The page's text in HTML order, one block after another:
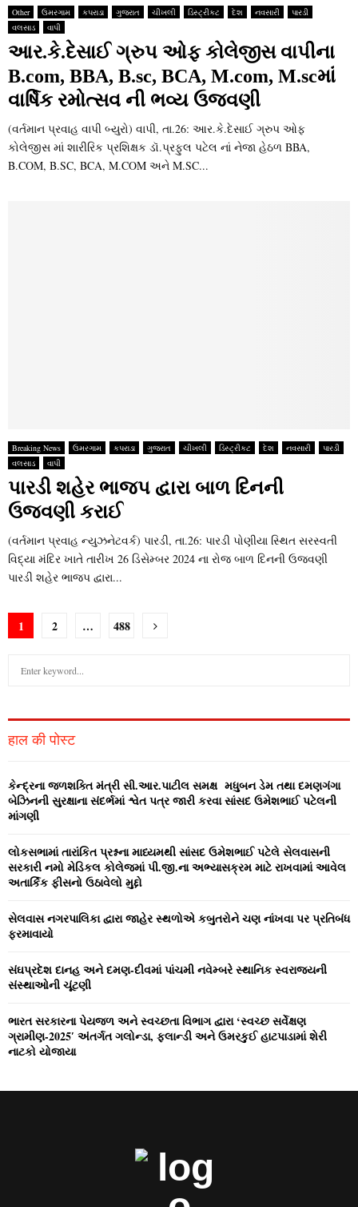
Other ઉમરગામ કપરાડા ગુજરાત ચીખલી ડિસ્ટ્રીકટ દેશ નવસારી
પારડી
વલસાડ
વાપી
આર.કે.દેસાઈ ગ્રુપ ઓફ કોલેજીસ વાપીના
B.com, BBA, B.sc, BCA, M.com, M.scમાં
વાર્ષિક રમોત્સવ ની ભવ્ય ઉજવણી
(વર્તમાન પ્રવાહ વાપી બ્‍યુરો) વાપી, તા.26: આર.કે.દેસાઈ ગ્રુપ ઓફ
કોલેજીસ માં શારીરિક પ્રશિક્ષક ડૉ.પ્રફુલ પટેલ નાં નેજા હેઠળ BBA,
B.COM, B.SC, BCA, M.COM અને M.SC...
Breaking News ઉમરગામ કપરાડા ગુજરાત ચીખલી ડિસ્ટ્રીકટ દેશ નવસારી
પારડી
વલસાડ
વાપી
પારડી શહેર ભાજપ દ્વારા બાળ દિનની
ઉજવણી કરાઈ
(વર્તમાન પ્રવાહ ન્‍યુઝનેટવર્ક) પારડી, તા.26: પારડી પોણીયા સ્‍થિત સરસ્‍વતી
વિદ્યા મંદિર ખાતે તારીખ 26 ડિસેમ્‍બર 2024 ના રોજ બાળ દિનની ઉજવણી
પારડી શહેર ભાજપ દ્વારા...
P
t
s
a
v
i
g
a
t
i
n
1 2 … 488
h
o
r
:
R
H
हाल की पोस्ट
કેન્‍દ્રના જળશક્‍તિ મંત્રી સી.આર.પાટીલ સમક્ષ મધુબન ડેમ તથા દમણગંગા
બેઝિનની સુરક્ષાના સંદર્ભમાં શ્વેત પત્ર જારી કરવા સાંસદ ઉમેશભાઈ પટેલની
માંગણી
લોકસભામાં તારાંકિત પ્રશ્નના માધ્‍યમથી સાંસદ ઉમેશભાઈ પટેલે સેલવાસની
સરકારી નમો મેડિકલ કોલેજમાં પી.જી.ના અભ્‍યાસક્રમ માટે રાખવામાં આવેલ
અતાર્કિક ફીસનો ઉઠાવેલો મુદ્દો
સેલવાસ નગરપાલિકા દ્વારા જાહેર સ્‍થળોએ કબુતરોને ચણ નાંખવા પર પ્રતિબંધ
ફરમાવાયો
સંઘપ્રદેશ દાનહ અને દમણ-દીવમાં પાંચમી નવેમ્‍બરે સ્‍થાનિક સ્‍વરાજ્‍યની
સંસ્‍થાઓની ચૂંટણી
ભારત સરકારના પેયજળ અને સ્‍વચ્‍છતા વિભાગ દ્વારા ‘સ્‍વચ્‍છ સર્વેક્ષણ
ગ્રામીણ-2025′ અંતર્ગત ગલોન્‍ડા, ફલાન્‍ડી અને ઉમરકુઈ હાટપાડામાં શેરી
નાટકો યોજાયા